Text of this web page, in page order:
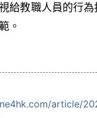
給教職人員的行
。
article/